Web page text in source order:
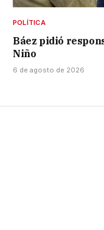
POLÍTICA
Báez pidió
Niño
6 de agosto de 2026